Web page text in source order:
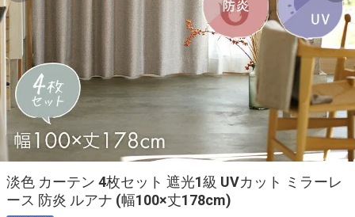
淡色 カーテン 4枚セット 遮光1級 UVカット ミラーレ
ース 防炎 ルアナ (幅100×丈178cm)